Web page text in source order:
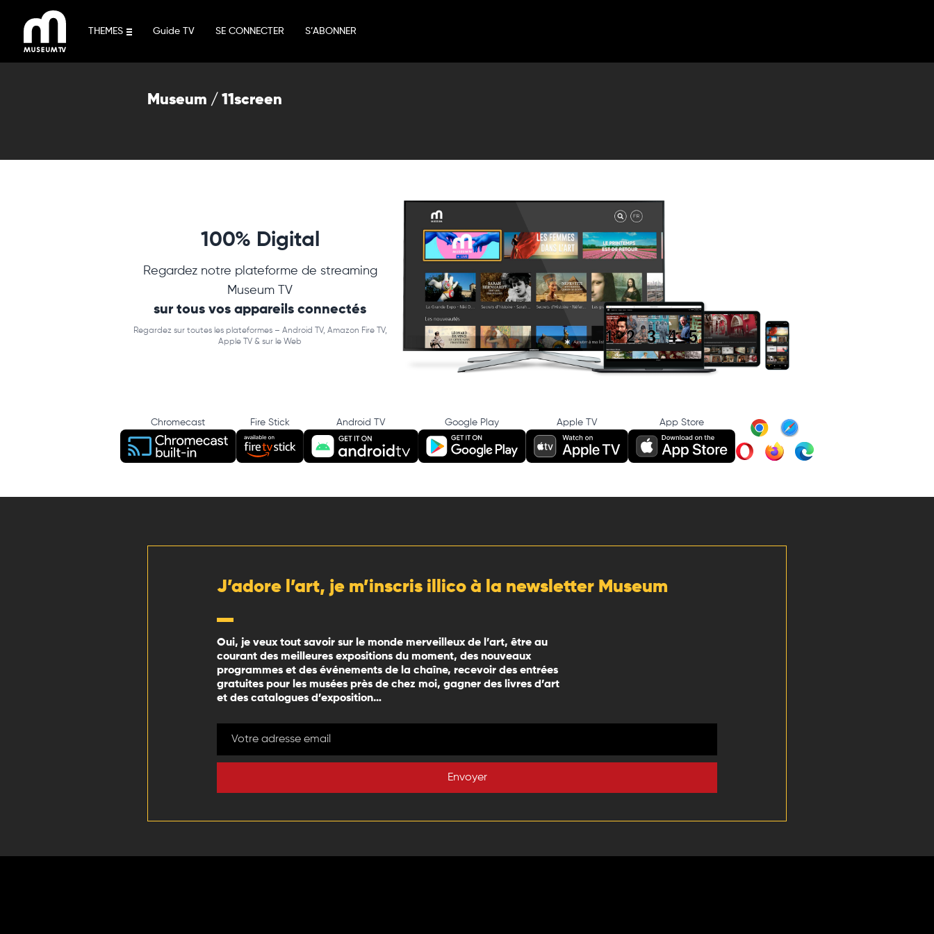
contenu
THEMES Guide TV SE CONNECTER S’ABONNER
Museum / 11screen
100% Digital
Regardez notre plateforme de streaming
Museum TV
sur tous vos appareils connectés
Regardez sur toutes les plateformes – Android TV, Amazon Fire TV,
Apple TV & sur le Web
Chromecast Fire Stick Android TV Google Play Apple TV App Store
J’adore l’art, je m’inscris illico à la newsletter Museum
Oui, je veux tout savoir sur le monde merveilleux de l’art, être au
courant des meilleures expositions du moment, des nouveaux
programmes et des événements de la chaîne, recevoir des entrées
gratuites pour les musées près de chez moi, gagner des livres d’art
et des catalogues d’exposition…
Envoyer